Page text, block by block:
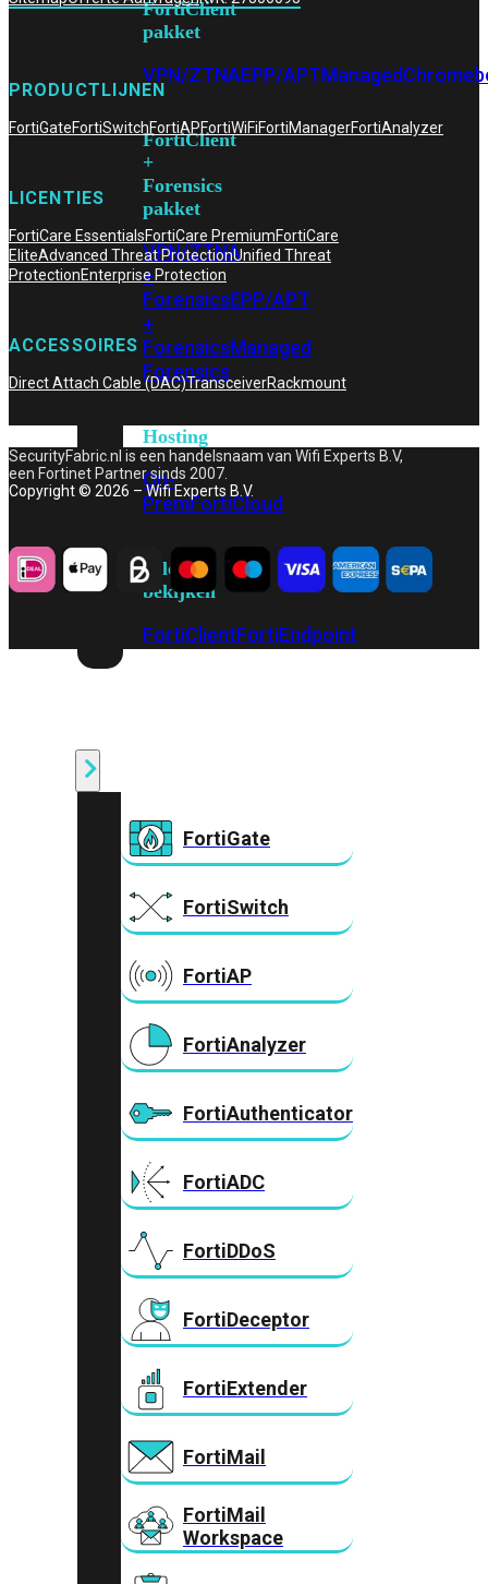
FortiClient
pakket
VPN/ZTNAEPP/APTManaged
FortiClient
+
Forensics
pakket
VPN/ZTNA
+
ForensicsEPP/APT
+
ForensicsManaged
Forensics
Hosting
On-
PremFortiCloud
Alles
bekijken
FortiClientFortiEndpoint
FortiGate
FortiSwitch
FortiAP
FortiAnalyzer
FortiAuthenticator
FortiADC
FortiDDoS
FortiDeceptor
FortiExtender
FortiMail
FortiMail
Workspace
PRODUCTLIJNEN
FortiGateFortiSwitchFortiAPFortiWiFiFortiManagerFortiAnalyzer
LICENTIES
FortiCare EssentialsFortiCare PremiumFortiCare
EliteAdvanced Threat ProtectionUnified Threat
ProtectionEnterprise Protection
ACCESSOIRES
Direct Attach Cable (DAC)TransceiverRackmount
SecurityFabric.nl is een handelsnaam van Wifi Experts B.V,
een Fortinet Partner sinds 2007.
Copyright © 2026 – Wifi Experts B.V.